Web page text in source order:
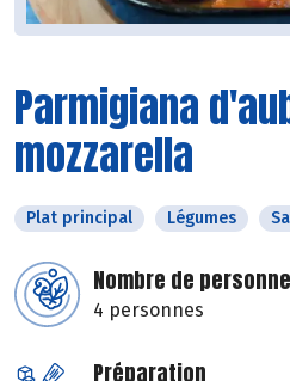
Parmigiana
mozzarella
Plat principal Légumes
Nombre de
4 personnes
Préparation